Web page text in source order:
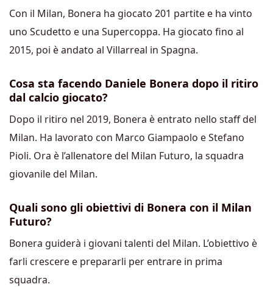
Con il Milan, Bonera ha giocato 201 partite e ha vinto
uno Scudetto e una Supercoppa. Ha giocato fino al
2015, poi è andato al Villarreal in Spagna.
Cosa sta facendo Daniele Bonera dopo il ritiro
dal calcio giocato?
Dopo il ritiro nel 2019, Bonera è entrato nello staff del
Milan. Ha lavorato con Marco Giampaolo e Stefano
Pioli. Ora è l’allenatore del Milan Futuro, la squadra
giovanile del Milan.
Quali sono gli obiettivi di Bonera con il Milan
Futuro?
Bonera guiderà i giovani talenti del Milan. L’obiettivo è
farli crescere e prepararli per entrare in prima
squadra.